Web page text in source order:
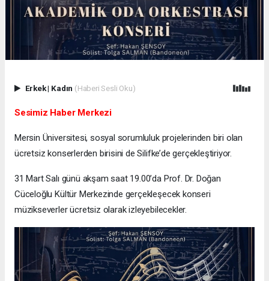
Erkek| Kadın (Haberi Sesli Oku)
Sesimiz Haber Merkezi
Mersin Üniversitesi, sosyal sorumluluk projelerinden biri olan
ücretsiz konserlerden birisini de Silifke’de gerçekleştiriyor.
31 Mart Salı günü akşam saat 19.00’da Prof. Dr. Doğan
Cüceloğlu Kültür Merkezinde gerçekleşecek konseri
müzikseverler ücretsiz olarak izleyebilecekler.